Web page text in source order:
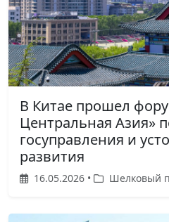
В Китае прошел
Центральная Азия»
госуправления и
развития
16.05.2026 • Шелковый